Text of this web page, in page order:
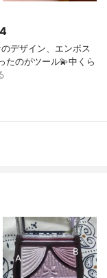
デザイン、エンボス
たのがツール💫中くら